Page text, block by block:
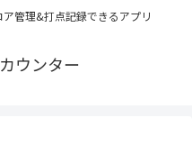
管理&打点記録できるアプリ
ウンター